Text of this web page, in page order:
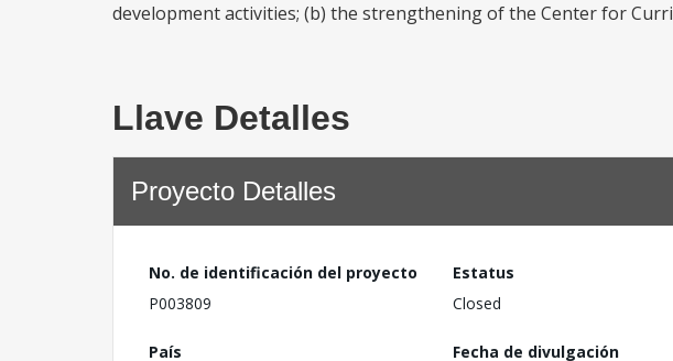
development activities; (b) the strengthening of the Center for
Llave Detalles
Proyecto Detalles
No. de identificación del proyecto
P003809
Estatus
Closed
País
Fecha de divulgación